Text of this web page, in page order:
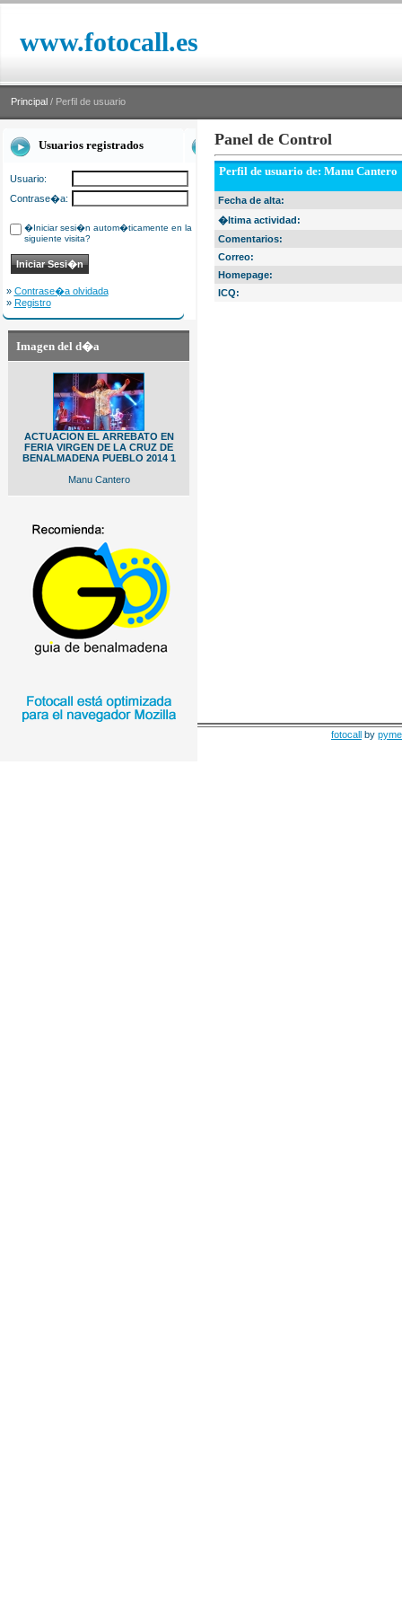
www.fotocall.es
Principal / Perfil de usuario
Usuarios registrados
Usuario:
Contrase�a:
�Iniciar sesi�n autom�ticamente en la
siguiente visita?
» Contrase�a olvidada
» Registro
Imagen del d�a
ACTUACION EL ARREBATO EN
FERIA VIRGEN DE LA CRUZ DE
BENALMADENA PUEBLO 2014 1
Manu Cantero
Panel de Control
Perfil de usuario de: Manu Cantero
Fecha de alta:
�ltima actividad:
Comentarios:
Correo:
Homepage:
ICQ:
fotocall by